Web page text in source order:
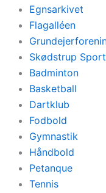
Egnsarkivet
Flagalléen
Skødstrup
Badminton
Basketball
Dartklub
Fodbold
Gymnastik
Håndbold
Petanque
Tennis